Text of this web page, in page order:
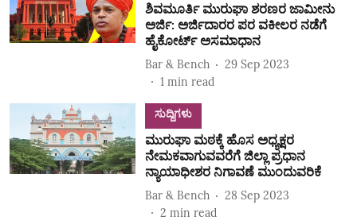
ಶಿವಮೂರ್ತಿ ಮುರುಘಾ ಶರಣರ ಜಾಮೀನು
ಅರ್ಜಿ: ಅರ್ಜಿದಾರರ ಪರ ವಕೀಲರ ನಡೆಗೆ
ಹೈಕೋರ್ಟ್‌ ಅಸಮಾಧಾನ
Bar & Bench
29 Sep 2023
1 min read
ಸುದ್ದಿಗಳು
ಮುರುಘಾ ಮಠಕ್ಕೆ ಹೊಸ ಅಧ್ಯಕ್ಷರ
ನೇಮಕವಾಗುವವರೆಗೆ ಜಿಲ್ಲಾ ಪ್ರಧಾನ
ನ್ಯಾಯಾಧೀಶರ ನಿಗಾವಣೆ ಮುಂದುವರಿಕೆ
Bar & Bench
28 Sep 2023
2 min read